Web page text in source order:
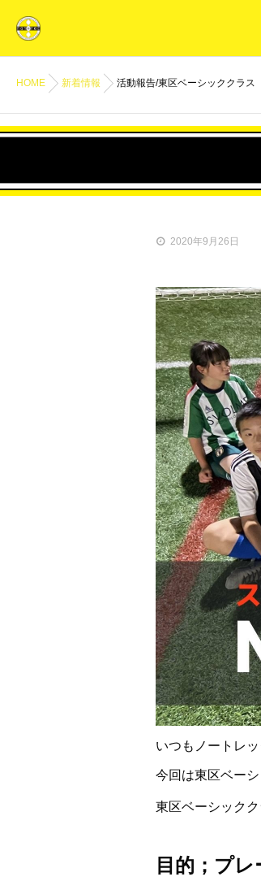
HOME 新着情報 活動報告/東区ベーシッククラス
2020年9月26日
いつもノートレ
今回は東区ベー
東区ベーシック
目的；プ